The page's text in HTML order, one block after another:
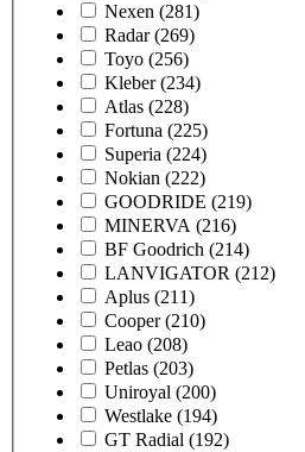
Nexen (281)
Radar (269)
Toyo (256)
Kleber (234)
Atlas (228)
Fortuna (225)
Superia (224)
Nokian (222)
GOODRIDE (219)
MINERVA (216)
BF Goodrich (214)
LANVIGATOR (212)
Aplus (211)
Cooper (210)
Leao (208)
Petlas (203)
Uniroyal (200)
Westlake (194)
GT Radial (192)